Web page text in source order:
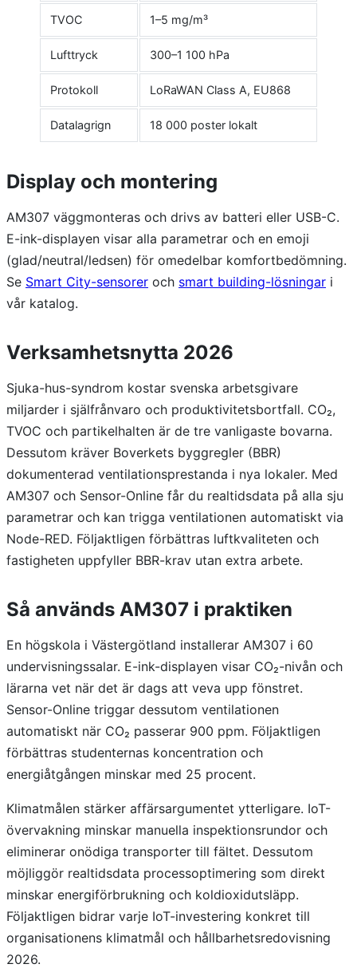
TVOC 1–5 mg/m³
Lufttryck 300–1 100 hPa
Protokoll LoRaWAN Class A, EU868
Datalagrign 18 000 poster lokalt
Display och montering
AM307 väggmonteras och drivs av batteri eller USB-C.
E-ink-displayen visar alla parametrar och en emoji
(glad/neutral/ledsen) för omedelbar komfortbedömning.
Se Smart City-sensorer och smart building-lösningar i
vår katalog.
Verksamhetsnytta 2026
Sjuka-hus-syndrom kostar svenska arbetsgivare
miljarder i själfrånvaro och produktivitetsbortfall. CO₂,
TVOC och partikelhalten är de tre vanligaste bovarna.
Dessutom kräver Boverkets byggregler (BBR)
dokumenterad ventilationsprestanda i nya lokaler. Med
AM307 och Sensor-Online får du realtidsdata på alla sju
parametrar och kan trigga ventilationen automatiskt via
Node-RED. Följaktligen förbättras luftkvaliteten och
fastigheten uppfyller BBR-krav utan extra arbete.
Så används AM307 i praktiken
En högskola i Västergötland installerar AM307 i 60
undervisningssalar. E-ink-displayen visar CO₂-nivån och
lärarna vet när det är dags att veva upp fönstret.
Sensor-Online triggar dessutom ventilationen
automatiskt när CO₂ passerar 900 ppm. Följaktligen
förbättras studenternas koncentration och
energiåtgången minskar med 25 procent.
Klimatmålen stärker affärsargumentet ytterligare. IoT-
övervakning minskar manuella inspektionsrundor och
eliminerar onödiga transporter till fältet. Dessutom
möjliggör realtidsdata processoptimering som direkt
minskar energiförbrukning och koldioxidutsläpp.
Följaktligen bidrar varje IoT-investering konkret till
organisationens klimatmål och hållbarhetsredovisning
2026.